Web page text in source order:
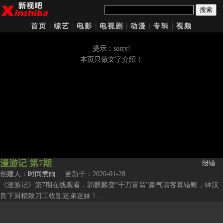
搜索
首页 综艺 电影 电视剧 动漫 专辑 视频
提示：sorry!
本页只做文字介绍！
漫游记 第7期
报错
创建人： 时间煮雨 更新于：2020-01-28
《漫游记》第7期在线观看，郭麒麟变“千万富翁”豪气请客算错账，钟汉
良下厨精致刀工收割迷弟迷妹！…